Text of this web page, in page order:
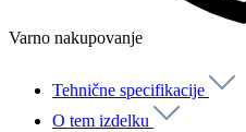
Varno nakupovanje
Tehnične specifikacije
O tem izdelku